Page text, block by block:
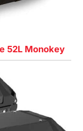
52L Monokey